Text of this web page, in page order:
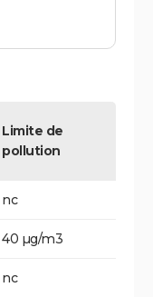
Limite de
pollution
nc
40 µg/m3
nc